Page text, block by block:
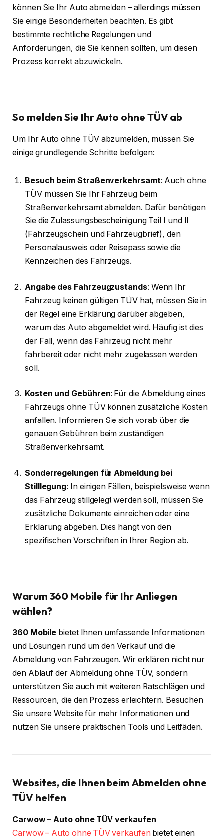
können Sie Ihr Auto abmelden – allerdings müssen
Sie einige Besonderheiten beachten. Es gibt
bestimmte rechtliche Regelungen und
Anforderungen, die Sie kennen sollten, um diesen
Prozess korrekt abzuwickeln.
So melden Sie Ihr Auto ohne TÜV ab
Um Ihr Auto ohne TÜV abzumelden, müssen Sie
einige grundlegende Schritte befolgen:
Besuch beim Straßenverkehrsamt: Auch ohne
TÜV müssen Sie Ihr Fahrzeug beim
Straßenverkehrsamt abmelden. Dafür benötigen
Sie die Zulassungsbescheinigung Teil I und II
(Fahrzeugschein und Fahrzeugbrief), den
Personalausweis oder Reisepass sowie die
Kennzeichen des Fahrzeugs.
Angabe des Fahrzeugzustands: Wenn Ihr
Fahrzeug keinen gültigen TÜV hat, müssen Sie in
der Regel eine Erklärung darüber abgeben,
warum das Auto abgemeldet wird. Häufig ist dies
der Fall, wenn das Fahrzeug nicht mehr
fahrbereit oder nicht mehr zugelassen werden
soll.
Kosten und Gebühren: Für die Abmeldung eines
Fahrzeugs ohne TÜV können zusätzliche Kosten
anfallen. Informieren Sie sich vorab über die
genauen Gebühren beim zuständigen
Straßenverkehrsamt.
Sonderregelungen für Abmeldung bei
Stilllegung: In einigen Fällen, beispielsweise wenn
das Fahrzeug stillgelegt werden soll, müssen Sie
zusätzliche Dokumente einreichen oder eine
Erklärung abgeben. Dies hängt von den
spezifischen Vorschriften in Ihrer Region ab.
Warum 360 Mobile für Ihr Anliegen
wählen?
360 Mobile bietet Ihnen umfassende Informationen
und Lösungen rund um den Verkauf und die
Abmeldung von Fahrzeugen. Wir erklären nicht nur
den Ablauf der Abmeldung ohne TÜV, sondern
unterstützen Sie auch mit weiteren Ratschlägen und
Ressourcen, die den Prozess erleichtern. Besuchen
Sie unsere Website für mehr Informationen und
nutzen Sie unsere praktischen Tools und Leitfäden.
Websites, die Ihnen beim Abmelden ohne
TÜV helfen
Carwow – Auto ohne TÜV verkaufen
Carwow – Auto ohne TÜV verkaufen bietet einen